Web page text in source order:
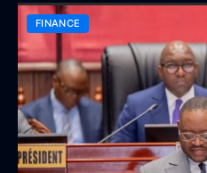
FINANCE